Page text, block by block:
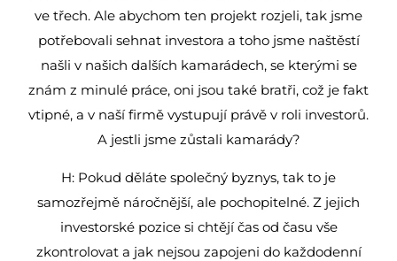
ve třech. Ale abychom ten projekt rozjeli, tak jsme
potřebovali sehnat investora a toho jsme naštěstí
našli v našich dalších kamarádech, se kterými se
znám z minulé práce, oni jsou také bratři, což je fakt
vtipné, a v naší firmě vystupují právě v roli investorů.
A jestli jsme zůstali kamarády?
H: Pokud děláte společný byznys, tak to je
samozřejmě náročnější, ale pochopitelné. Z jejich
investorské pozice si chtějí čas od času vše
zkontrolovat a jak nejsou zapojeni do každodenní